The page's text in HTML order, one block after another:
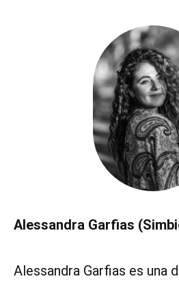
Alessandra Garfias
Alessandra Garfias es una